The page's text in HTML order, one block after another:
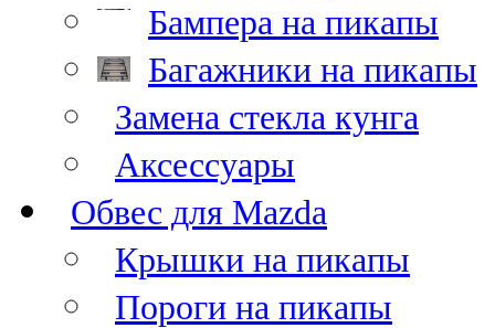
Бампера на пикапы
Багажники на пикапы
Замена стекла кунга
Аксессуары
Обвес для Mazda
Крышки на пикапы
Пороги на пикапы